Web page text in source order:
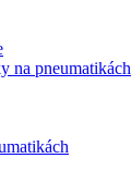
na pneumatikách